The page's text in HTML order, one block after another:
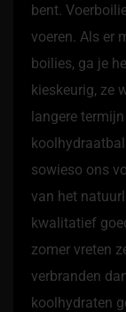
bent.
voeren. Als er
boilies, ga je
kieskeurig, ze
langere
sowieso ons
van het
kwalitatief
zomer vreten
verbranden
koolhydraten